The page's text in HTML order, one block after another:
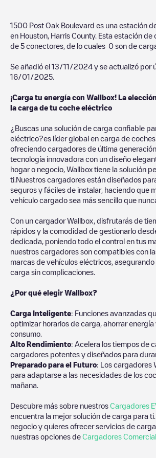
1500 Post Oak Boulevard es una estación
en Houston Harris County. Esta estación de
de 5 conectores, de lo cuales 0 son de
Se añadió el 13/11/2024 y se actualizó por
16/01/2025
¡Carga tu energía con Wallbox! La
la carga de tu coche eléctrico
¿Buscas una solución de carga confiable
eléctrico?es líder global en carga de coches
ofreciendo cargadores de última
tecnología innovadora con un diseño
hogar o negocio, Wallbox tiene la solución
ti.Nuestros cargadores están diseñados
seguros y fáciles de instalar, haciendo que
vehículo cargado sea más sencillo que
Con un cargador Wallbox, disfrutarás de
rápidos y la comodidad de gestionarlo
dedicada, poniendo todo el control en tus
nuestros cargadores son compatibles con
marcas de vehículos eléctricos,
carga sin complicaciones.
¿Por qué elegir Wallbox?
Carga Inteligente: Funciones avanzadas
optimizar horarios de carga, ahorrar
consumo.
Alto Rendimiento: Acelera los tiempos de
cargadores potentes y diseñados para
Preparado para el Futuro: Los cargadores
para adaptarse a las necesidades de los
mañana.
Descubre más sobre nuestros Cargadores
encuentra la mejor solución de carga para
negocio y quieres ofrecer servicios de carga
nuestras opciones de Cargadores